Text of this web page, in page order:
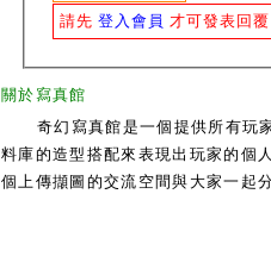
請先 登入會員 才可發表回
關於寫真館
奇幻寫真館是一個提供所有玩
料庫的造型搭配來表現出玩家的個
個上傳擷圖的交流空間與大家一起